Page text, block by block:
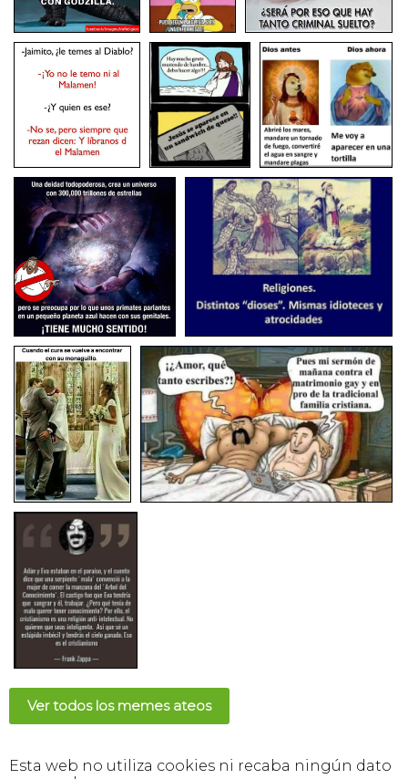
Ver todos los memes ateos
Esta web no utiliza cookies ni recaba ningún dato